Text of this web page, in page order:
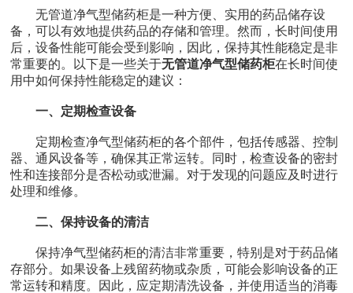
无管道净气型储药柜是一种方便、实用的药品储存设
备，可以有效地提供药品的存储和管理。然而，长时间使用
后，设备性能可能会受到影响，因此，保持其性能稳定是非
常重要的。以下是一些关于无管道净气型储药柜在长时间使
用中如何保持性能稳定的建议：
一、定期检查设备
定期检查净气型储药柜的各个部件，包括传感器、控制
器、通风设备等，确保其正常运转。同时，检查设备的密封
性和连接部分是否松动或泄漏。对于发现的问题应及时进行
处理和维修。
二、保持设备的清洁
保持净气型储药柜的清洁非常重要，特别是对于药品储
存部分。如果设备上残留药物或杂质，可能会影响设备的正
常运转和精度。因此，应定期清洗设备，并使用适当的消毒